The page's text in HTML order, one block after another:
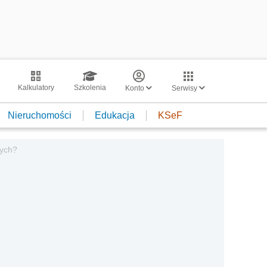
Kalkulatory Szkolenia Konto Serwisy
Nieruchomości Edukacja KSeF